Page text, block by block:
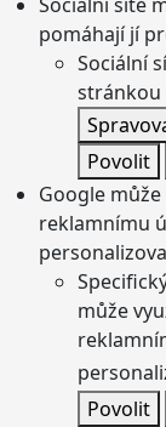
pomáhají jí
Sociální
stránkou
Povolit
Google
reklamnímu
může
Povolit